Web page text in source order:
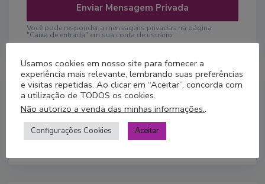
Você pode responder a mensagens privadas na página
"Caixa de entrada" em sua conta de usuário.
Avaliações
Você precisaloginin order to post a review
Usamos cookies em nosso site para fornecer a
experiência mais relevante, lembrando suas preferências
e visitas repetidas. Ao clicar em “Aceitar”, concorda com
a utilização de TODOS os cookies.
Não autorizo a venda das minhas informações..
Configurações Cookies Aceitar